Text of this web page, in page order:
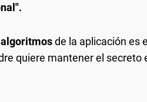
algoritmosde la aplicación es
quiere mantener el secreto